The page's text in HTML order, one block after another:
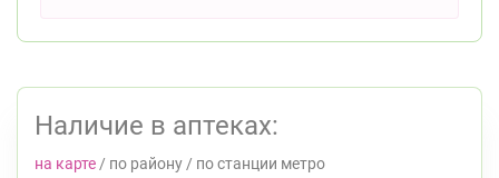
Наличие в аптеках:
на карте / по району / по станции метро